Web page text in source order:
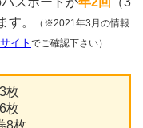
す。
（※2021年3月の情報
イト でご確認下さい）
枚
枚
8枚